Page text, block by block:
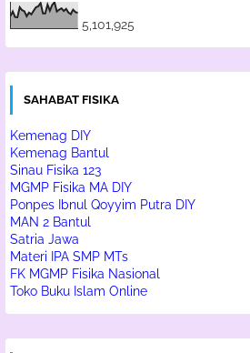
5,101,925
SAHABAT FISIKA
Kemenag DIY
Kemenag Bantul
Sinau Fisika 123
MGMP Fisika MA DIY
Ponpes Ibnul Qoyyim Putra DIY
MAN 2 Bantul
Satria Jawa
Materi IPA SMP MTs
FK MGMP Fisika Nasional
Toko Buku Islam Online